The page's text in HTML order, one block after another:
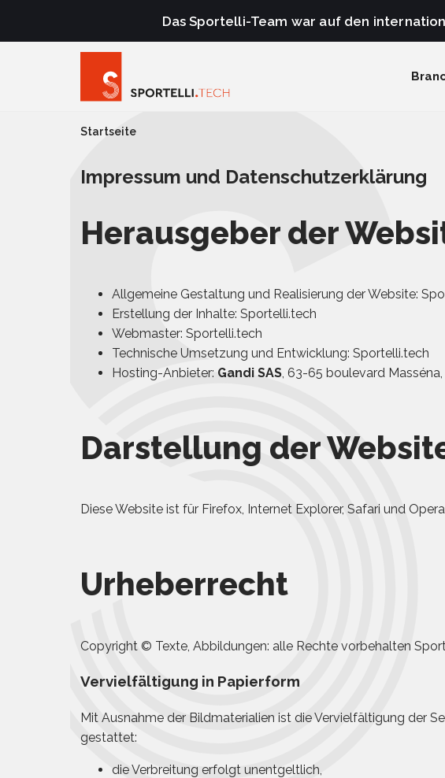
Das Sportelli-Team war auf den
Startseite
Impressum und Datenschutzerklärung
Herausgeber der
Allgemeine Gestaltung und Realisierung der Website:
Erstellung der Inhalte: Sportelli.tech
Webmaster: Sportelli.tech
Technische Umsetzung und Entwicklung: Sportelli.tech
Hosting-Anbieter: Gandi SAS , 63-65 boulevard
Darstellung der
Diese Website ist für Firefox, Internet Explorer, Safari und
Urheberrecht
Copyright © Texte, Abbildungen: alle Rechte vorbehalten
Vervielfältigung in Papierform
Mit Ausnahme der Bildmaterialien ist die Vervielfältigung der
gestattet:
die Verbreitung erfolgt unentgeltlich,